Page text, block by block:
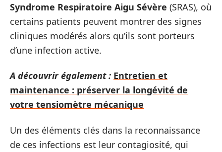
Syndrome Respiratoire Aigu Sévère (SRAS), où
certains patients peuvent montrer des signes
cliniques modérés alors qu’ils sont porteurs
d’une infection active.
A découvrir également : Entretien et
maintenance : préserver la longévité de
votre tensiomètre mécanique
Un des éléments clés dans la reconnaissance
de ces infections est leur contagiosité, qui